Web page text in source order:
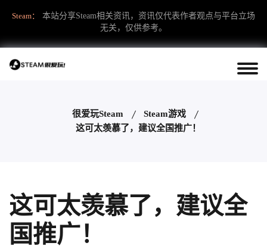
Steam：
本站分享Steam相关资讯，资讯仅代表作者观点与平台立场
无关，仅供参考。
很爱玩Steam
Steam游戏
这可太羡慕了，建议全国推广！
这可太羡慕了，建议全
国推广！